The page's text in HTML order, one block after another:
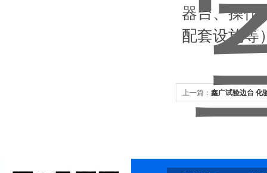
器台、操作
配套设施等
上一篇： 鑫广试验边台 化